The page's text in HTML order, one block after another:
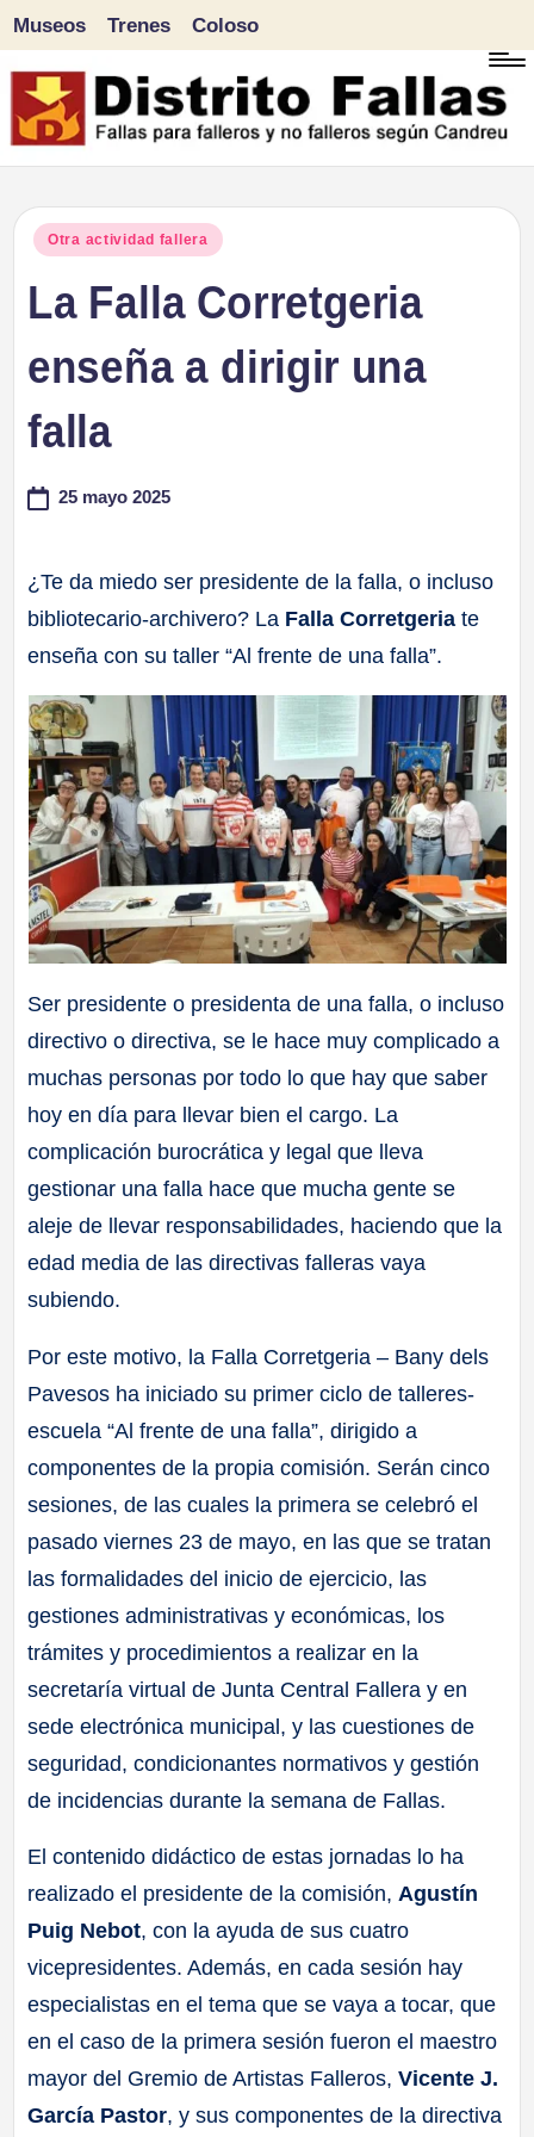
Saltar
al
Museos Trenes Coloso
Publicado
Otra actividad fallera
La Falla Corretgeria
enseña a dirigir una
falla
25 mayo 2025
¿Te da miedo ser presidente de la falla, o incluso
bibliotecario-archivero? La Falla Corretgeriate
enseña con su taller “Al frente de una falla”.
Ser presidente o presidenta de una falla, o incluso
directivo o directiva, se le hace muy complicado a
muchas personas por todo lo que hay que saber
hoy en día para llevar bien el cargo. La
complicación burocrática y legal que lleva
gestionar una falla hace que mucha gente se
aleje de llevar responsabilidades, haciendo que la
edad media de las directivas falleras vaya
subiendo.
Por este motivo, la Falla Corretgeria – Bany dels
Pavesos ha iniciado su primer ciclo de talleres-
escuela “Al frente de una falla”, dirigido a
componentes de la propia comisión. Serán cinco
sesiones, de las cuales la primera se celebró el
pasado viernes 23 de mayo, en las que se tratan
las formalidades del inicio de ejercicio, las
gestiones administrativas y económicas, los
trámites y procedimientos a realizar en la
secretaría virtual de Junta Central Fallera y en
sede electrónica municipal, y las cuestiones de
seguridad, condicionantes normativos y gestión
de incidencias durante la semana de Fallas.
El contenido didáctico de estas jornadas lo ha
realizado el presidente de la comisión,Agustín
Puig Nebot, con la ayuda de sus cuatro
vicepresidentes. Además, en cada sesión hay
especialistas en el tema que se vaya a tocar, que
en el caso de la primera sesión fueron el maestro
mayor del Gremio de Artistas Falleros,Vicente J.
García Pastor, y sus componentes de la directiva